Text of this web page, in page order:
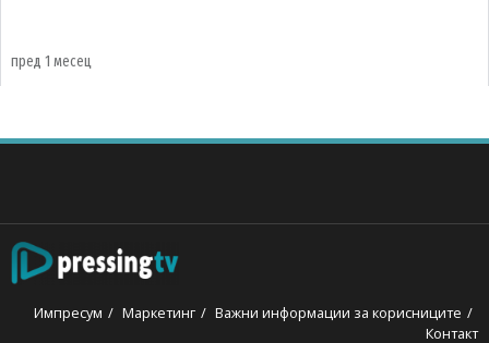
пред 1 месец
Импресум Маркетинг
Важни информации за корисниците
Контакт